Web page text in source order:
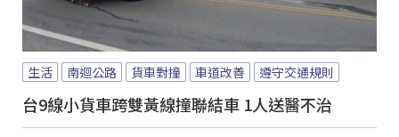
生活 南迴公路 貨車對撞 車道改善 遵守交通規則
台9線小貨車跨雙黃線撞聯結車 1人送醫不治